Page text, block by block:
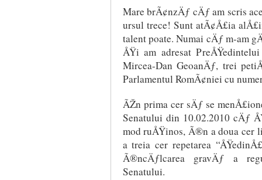
Mare brÃ¢nzÄƒ cÄƒ am scris
ursul trece! Sunt atÃ¢Å£ia
talent poate. Numai cÄƒ m-am
ÅŸi am adresat
Mircea-Dan GeoanÄƒ, trei
Parlamentul RomÃ¢niei cu
ÃŽn prima cer sÄƒ se
Senatului din 10.02.2010 cÄƒ
mod ruÅŸinos, Ã®n a doua
a treia cer repetarea
Ã®ncÄƒlcarea gravÄƒ a
Senatului.